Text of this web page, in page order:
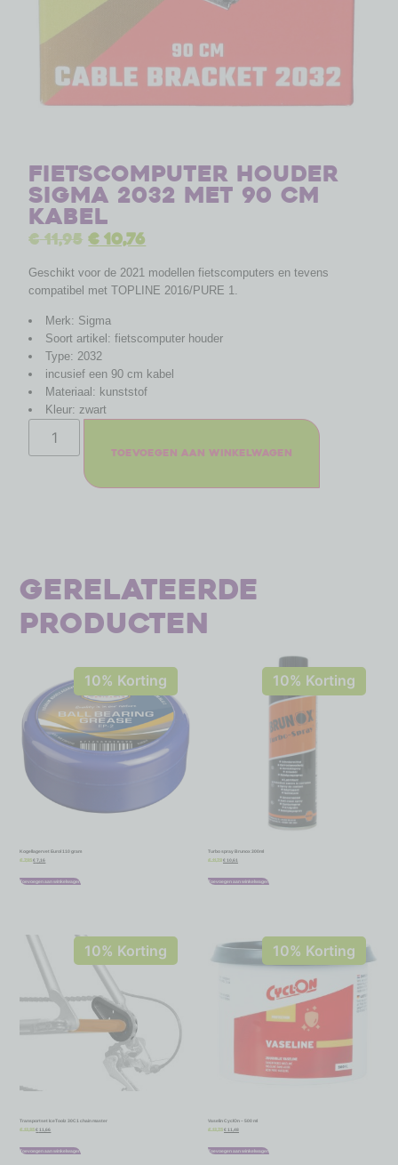
Fietscomputer houder
Sigma 2032 met 90 cm
kabel
€11,95 €10,76
Geschikt voor de 2021 modellen fietscomputers en tevens
compatibel met TOPLINE 2016/PURE 1.
Merk: Sigma
Soort artikel: fietscomputer houder
Type: 2032
incusief een 90 cm kabel
Materiaal: kunststof
Kleur: zwart
Toevoegen aan winkelwagen
Gerelateerde
producten
10% Korting
Kogellagervet Eurol 110 gram
€7,95 €7,16
Toevoegen aan winkelwagen
10% Korting
Turbo spray Brunox 300ml
11,79 €10,61
Toevoegen aan winkelwagen
10% Korting
Transportset IceToolz 30C1 chain master
€12,95 €11,66
Toevoegen aan winkelwagen
10% Korting
Vaselin CyclOn – 500 ml
12,75 €11,48
Toevoegen aan winkelwagen